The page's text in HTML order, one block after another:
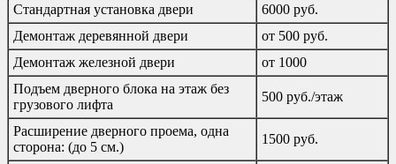
Стандартная установка двери
6000 руб.
Демонтаж деревянной двери
от 500 руб.
Демонтаж железной двери
от 1000
Подъем дверного блока на этаж без
грузового лифта
500 руб./этаж
Расширение дверного проема, одна
сторона: (до 5 см.)
1500 руб.